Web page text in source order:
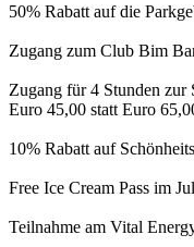
50% Rabatt auf die
Zugang zum Club Bim
Zugang für 4 Stunden
Euro 45,00 statt Euro
10% Rabatt auf
Free Ice Cream Pass im
Teilnahme am Vital